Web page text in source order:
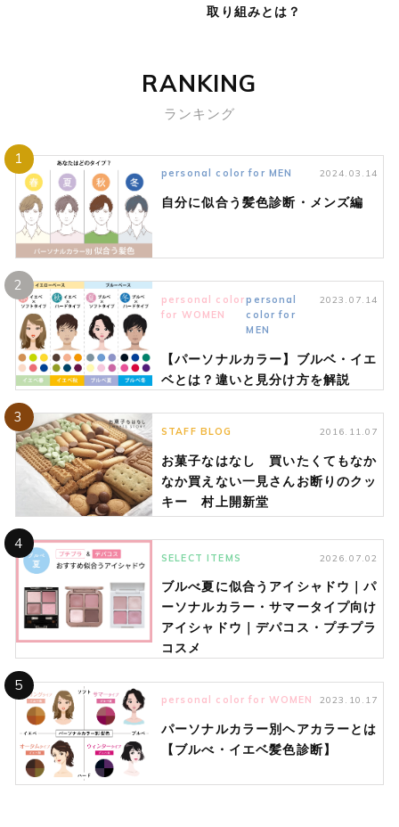
取り組みとは？
RANKING
ランキング
1
personal color for MEN 2024.03.14
自分に似合う髪色診断・メンズ編
2
personal color
for WOMEN
personal
color for
MEN
2023.07.14
【パーソナルカラー】ブルベ・イエ
ベとは？違いと見分け方を解説
3
STAFF BLOG 2016.11.07
お菓子なはなし 買いたくてもなか
なか買えない一見さんお断りのクッ
キー 村上開新堂
4
SELECT ITEMS 2026.07.02
ブルべ夏に似合うアイシャドウ｜パ
ーソナルカラー・サマータイプ向け
アイシャドウ｜デパコス・プチプラ
コスメ
5
personal color for WOMEN 2023.10.17
パーソナルカラー別ヘアカラーとは
【ブルべ・イエベ髪色診断】